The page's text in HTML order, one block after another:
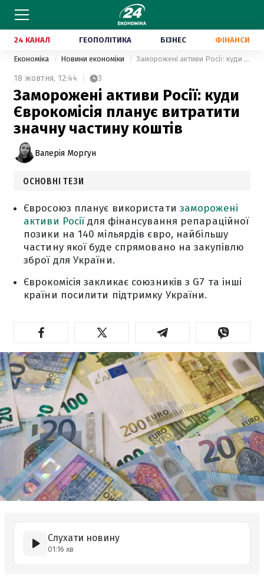
24 КАНАЛ ГЕОПОЛІТИКА БІЗНЕС ФІНАНСИ
Економіка Новини економіки Заморожені активи Росії: куди Єврокомісія планує витратити значну частину коштів
18 жовтня, 12:44 3
Заморожені активи Росії: куди
Єврокомісія планує витратити
значну частину коштів
Валерія Моргун
ОСНОВНІ ТЕЗИ
Євросоюз планує використати заморожені
активи Росіїдля фінансування репараційної
позики на 140 мільярдів євро, найбільшу
частину якої буде спрямовано на закупівлю
зброї для України.
Єврокомісія закликає союзників з G7 та інші
країни посилити підтримку України.
Слухати новину
01:16 хв